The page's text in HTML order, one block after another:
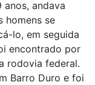
andava
homens se
lo, em seguida
encontrado por
rodovia federal.
Barro Duro e foi